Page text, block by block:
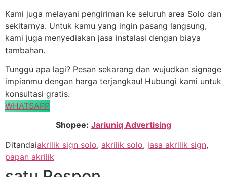
Kami juga melayani pengiriman ke seluruh area Solo dan
sekitarnya. Untuk kamu yang ingin pasang langsung,
kami juga menyediakan jasa instalasi dengan biaya
tambahan.
Tunggu apa lagi? Pesan sekarang dan wujudkan signage
impianmu dengan harga terjangkau! Hubungi kami untuk
konsultasi gratis.
WHATSAPP
Shopee: Jariuniq Advertising
Ditandaiakrilik sign solo, akrilik solo, jasa akrilik sign,
papan akrilik